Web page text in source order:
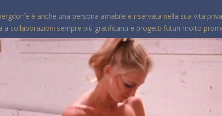
è anche una persona amabile e riservata nella sua vita
a collaborazioni sempre più gratificanti e progetti futuri molto